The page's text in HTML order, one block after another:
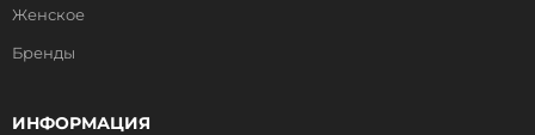
Женское
Бренды
ИНФОРМАЦИЯ